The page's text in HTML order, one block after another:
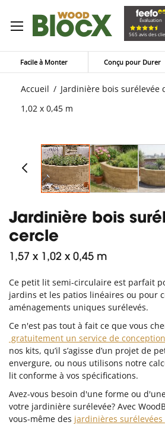
Évaluation
565 avis des
Facile à Monter Conçu pour Durer
Accueil
Jardinière bois surélevée
1,02 x 0,45 m
Jardinière bois
cercle
1,57 x 1,02 x 0,45 m
Ce petit lit semi-circulaire est parfait
jardins et les patios linéaires ou pour
aménagements uniques surélevés.
Ce n'est pas tout à fait ce que vous
gratuitement un service de conception
nos kits, qu’il s’agisse d’un projet de
envergure, ou nous utilisons notre
lit conforme à vos spécifications.
Avez-vous besoin d'une forme ou
votre jardinière surélevée? Avec
vous-même des jardinières surélevées